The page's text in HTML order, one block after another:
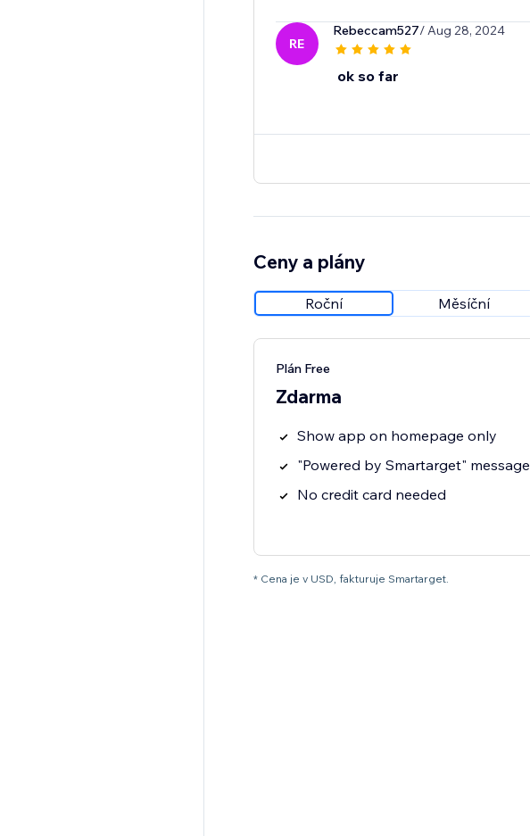
RE
Rebeccam527/ Aug 28, 2024
ok so far
Ceny a plány
Roční Měsíční
Plán Free
Zdarma
Show app on homepage only
"Powered by Smartarget" message
No credit card needed
* Cena je v USD, fakturuje Smartarget.